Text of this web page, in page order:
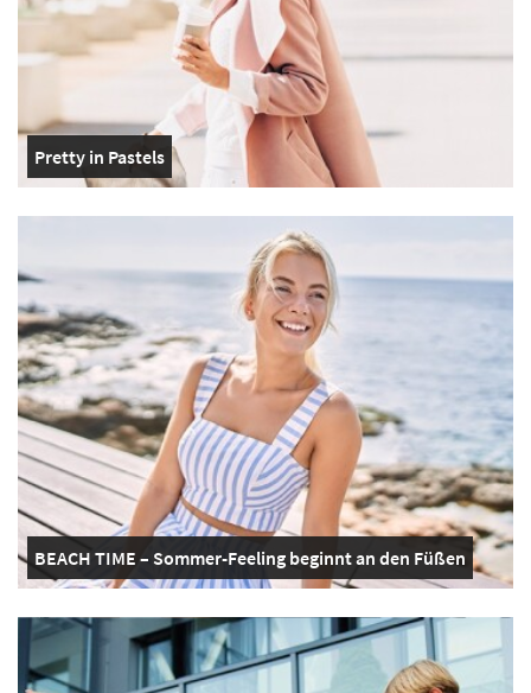
Pretty in Pastels
BEACH TIME – Sommer-Feeling beginnt an den Füßen